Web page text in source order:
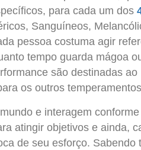
para cada um dos
Sanguíneos,
pessoa costuma agir
tempo guarda mágoa
são destinadas ao
os outros
e interagem
atingir objetivos e ainda,
de seu esforço. Sabendo